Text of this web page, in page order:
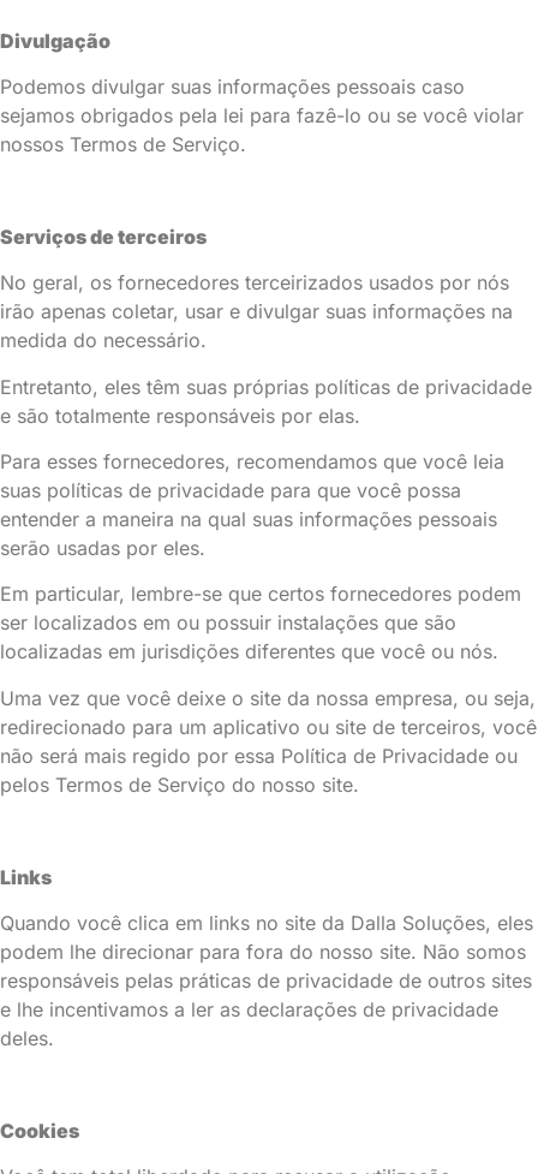
Divulgação
Podemos divulgar suas informações pessoais caso
sejamos obrigados pela lei para fazê-lo ou se você violar
nossos Termos de Serviço.
Serviços de terceiros
No geral, os fornecedores terceirizados usados por nós
irão apenas coletar, usar e divulgar suas informações na
medida do necessário.
Entretanto, eles têm suas próprias políticas de privacidade
e são totalmente responsáveis por elas.
Para esses fornecedores, recomendamos que você leia
suas políticas de privacidade para que você possa
entender a maneira na qual suas informações pessoais
serão usadas por eles.
Em particular, lembre-se que certos fornecedores podem
ser localizados em ou possuir instalações que são
localizadas em jurisdições diferentes que você ou nós.
Uma vez que você deixe o site da nossa empresa, ou seja,
redirecionado para um aplicativo ou site de terceiros, você
não será mais regido por essa Política de Privacidade ou
pelos Termos de Serviço do nosso site.
Links
Quando você clica em links no site da Dalla Soluções, eles
podem lhe direcionar para fora do nosso site. Não somos
responsáveis pelas práticas de privacidade de outros sites
e lhe incentivamos a ler as declarações de privacidade
deles.
Cookies